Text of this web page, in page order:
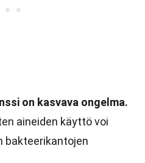
on kasvava ongelma.
aineiden käyttö voi
bakteerikantojen